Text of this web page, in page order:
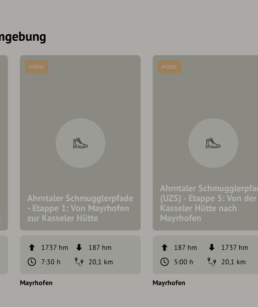
Ahrntaler Schmugglerpfade
- Etappe 1: Von Mayrhofen
zur Kasseler Hütte
mittel
1737 hm
187 hm
7:30 h
20,1 km
Mayrhofen
Ahrntaler
(UZS) - Etappe 5: Von der
Kasseler Hütte nach
Mayrhofen
mittel
187 hm
1737 hm
5:00 h
20,1 km
Mayrhofen